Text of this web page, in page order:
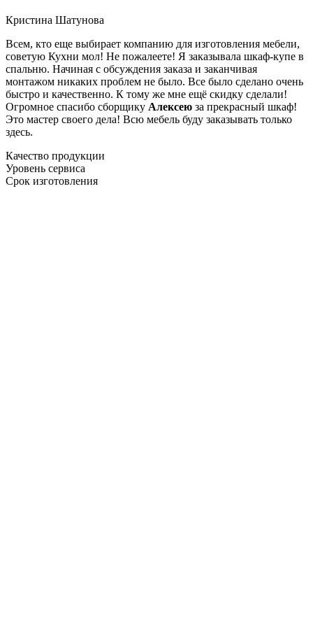
Кристина Шатунова
Всем, кто еще выбирает компанию для изготовления мебели,
советую Кухни мол! Не пожалеете! Я заказывала шкаф-купе в
спальню. Начиная с обсуждения заказа и заканчивая
монтажом никаких проблем не было. Все было сделано очень
быстро и качественно. К тому же мне ещё скидку сделали!
Огромное спасибо сборщику Алексею за прекрасный шкаф!
Это мастер своего дела! Всю мебель буду заказывать только
здесь.
Качество продукции
Уровень сервиса
Срок изготовления